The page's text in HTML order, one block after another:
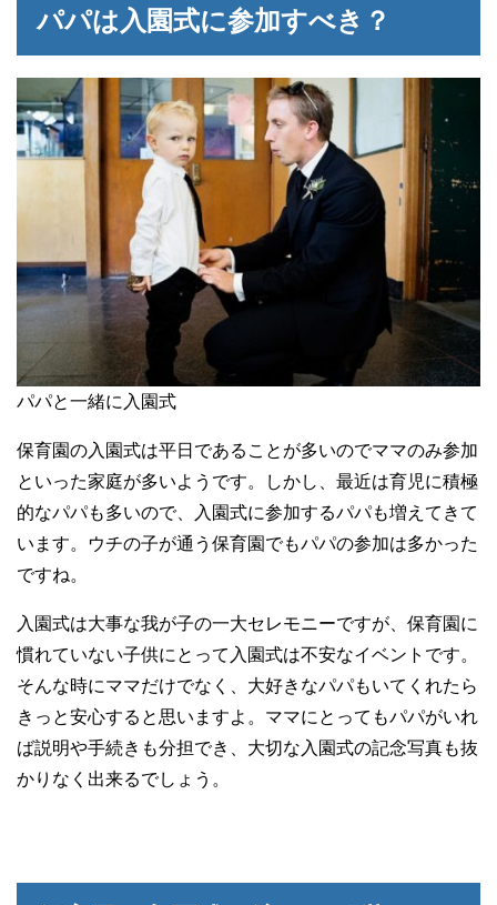
パパは入園式に参加すべき？
パパと一緒に入園式
保育園の入園式は平日であることが多いのでママのみ参加
といった家庭が多いようです。しかし、最近は育児に積極
的なパパも多いので、入園式に参加するパパも増えてきて
います。ウチの子が通う保育園でもパパの参加は多かった
ですね。
入園式は大事な我が子の一大セレモニーですが、保育園に
慣れていない子供にとって入園式は不安なイベントです。
そんな時にママだけでなく、大好きなパパもいてくれたら
きっと安心すると思いますよ。ママにとってもパパがいれ
ば説明や手続きも分担でき、大切な入園式の記念写真も抜
かりなく出来るでしょう。